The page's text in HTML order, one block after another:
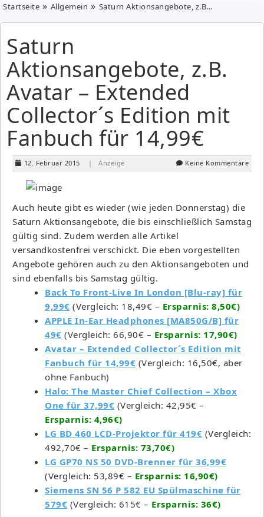
Startseite Allgemein Saturn Aktionsangebote, z.B. Avatar – Extended Collector´s Edition mit Fanbuch für 14,99€
Saturn
Aktionsangebote, z.B.
Avatar – Extended
Collector´s Edition mit
Fanbuch für 14,99€
12. Februar 2015 | Anzeige Keine Kommentare
Auch heute gibt es wieder (wie jeden Donnerstag) die
Saturn Aktionsangebote, die bis einschließlich Samstag
gültig sind. Zudem werden alle Artikel
versandkostenfrei verschickt. Die eben vorgestellten
Angebote gehören auch zu den Aktionsangeboten und
sind ebenfalls bis Samstag gültig.
Back To Front-Live In London [Blu-ray] für
9,99€ (Vergleich: 18,49€ – Ersparnis: 8,50€)
APPLE In-Ear Headphones [MA850G/B] für
49€ (Vergleich: 66,90€ – Ersparnis: 17,90€)
Avatar – Extended Collector´s Edition mit
Fanbuch für 14,99€ (Vergleich: 16,50€, aber
ohne Fanbuch)
Halo: The Master Chief Collection – Xbox
One für 37,99€ (Vergleich: 42,95€ –
Ersparnis: 4,96€)
LG BD 460 LCD-Projektor für 419€ (Vergleich:
492,70€ – Ersparnis: 73,70€)
LG GP70 NS 50 DVD-Brenner für 36,99€
(Vergleich: 53,89€ – Ersparnis: 16,90€)
Siemens SN 56 P 582 EU Spülmaschine für
579€ (Vergleich: 615€ – Ersparnis: 36€)